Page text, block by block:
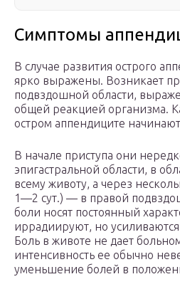
Симптомы
В случае развития острого
ярко выражены. Возникает
подвздошной области,
общей реакцией организма.
остром аппендиците
В начале приступа они
эпигастральной области, в
всему животу, а через
1—2 сут.) — в правой
боли носят постоянный
иррадиируют, но
Боль в животе не дает
интенсивность ее обычно
уменьшение болей в